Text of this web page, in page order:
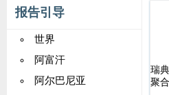
报告引导
世界
阿富汗
阿尔巴尼亚
瑞
聚